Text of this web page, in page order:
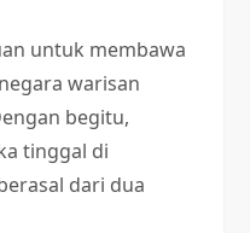
untuk membawa
warisan
begitu,
tinggal di
dari dua